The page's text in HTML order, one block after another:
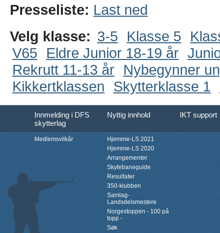
Presseliste: Last ned
Velg klasse: 3-5 Klasse 5
V65
Eldre Junior 18-19 år
Rekrutt 11-13 år
Nybegynner
Kikkertklassen
Skytterklasse 1
Innmelding i DFS
skytterlag
Nyttig innhold IKT support
Medlemsvilkår
Hjemme-LS 2021
Hjemme-LS 2020
Arrangementer
Skytebaneguide
Resultater
350-klubben
Samlag-
Landsdelsmestere
Norgestoppen - 100 på
topp -
Søk